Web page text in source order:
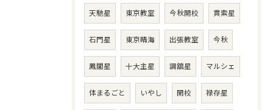
天馳星 東京教室 今秋開校 貫索星
石門星 東京晴海 出張教室 今秋
鳳閣星 十大主星 調舘星 マルシェ
体まるごと いやし 開校 禄存星